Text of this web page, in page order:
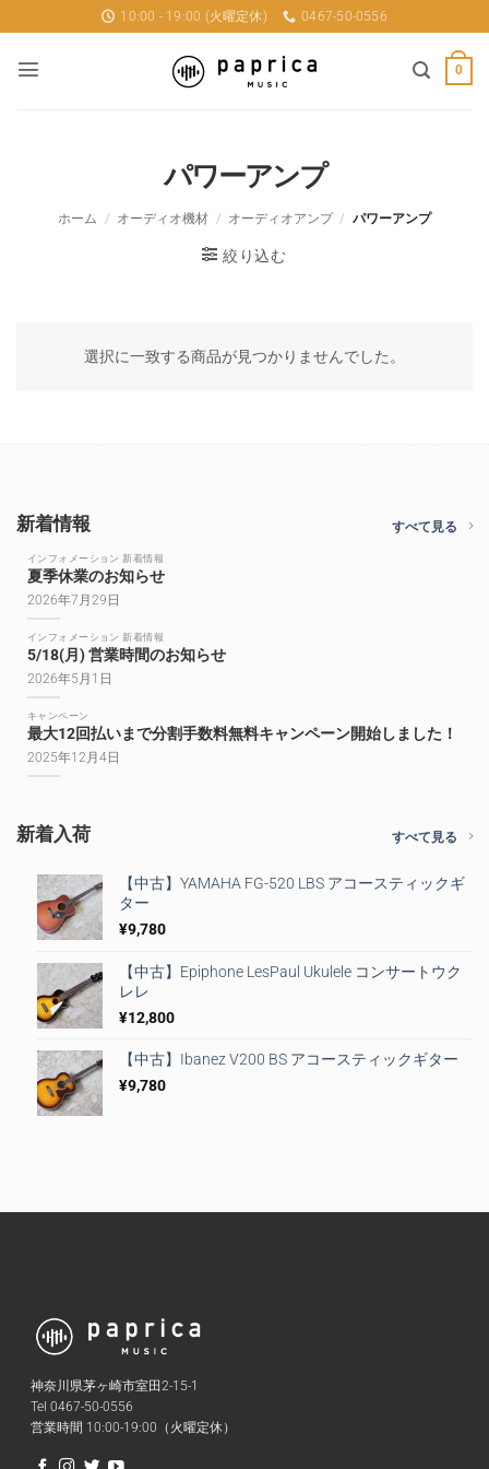
to
content
10:00 - 19:00 (火曜定休) 0467-50-0556
0
パワーアンプ
ホーム / オーディオ機材 / オーディオアンプ / パワーアンプ
絞り込む
選択に一致する商品が見つかりませんでした。
新着情報 すべて見る
インフォメーション 新着情報
夏季休業のお知らせ
2026年7月29日
インフォメーション 新着情報
5/18(月) 営業時間のお知らせ
2026年5月1日
キャンペーン
最大12回払いまで分割手数料無料キャンペーン開始しました！
2025年12月4日
新着入荷 すべて見る
【中古】YAMAHA FG-520 LBS アコースティックギ
ター
¥9,780
【中古】Epiphone LesPaul Ukulele コンサートウク
レレ
¥12,800
【中古】Ibanez V200 BS アコースティックギター
¥9,780
神奈川県茅ヶ崎市室田2-15-1
Tel 0467-50-0556
営業時間 10:00-19:00（火曜定休）